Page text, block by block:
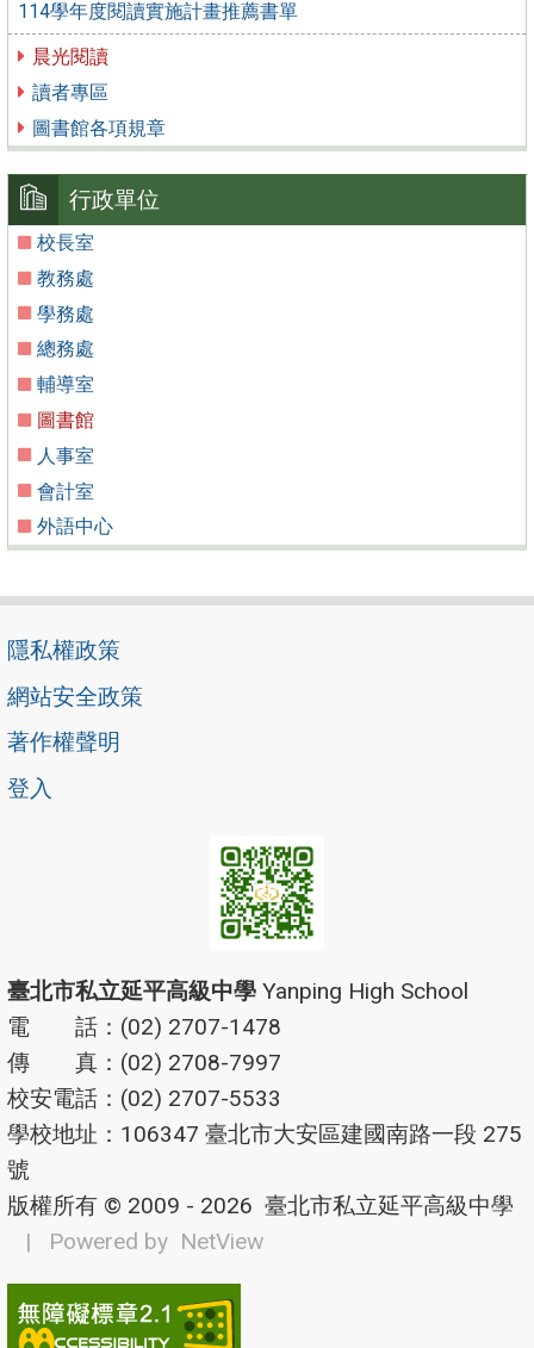
114學年度閱讀實施計畫推薦書單
晨光閱讀
讀者專區
圖書館各項規章
行政單位
校長室
教務處
學務處
總務處
輔導室
圖書館
人事室
會計室
外語中心
隱私權政策
網站安全政策
著作權聲明
登入
臺北市私立延平高級中學 Yanping High School
電 話：(02) 2707-1478
傳 真：(02) 2708-7997
校安電話：(02) 2707-5533
學校地址：106347 臺北市大安區建國南路一段 275
號
版權所有 © 2009 - 2026 臺北市私立延平高級中學
| Powered by NetView